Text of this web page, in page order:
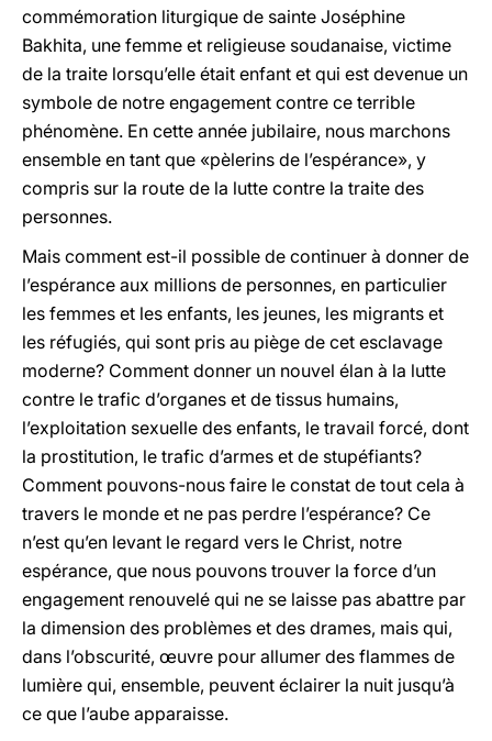
commémoration liturgique de sainte Joséphine
Bakhita, une femme et religieuse soudanaise, victime
de la traite lorsqu’elle était enfant et qui est devenue un
symbole de notre engagement contre ce terrible
phénomène. En cette année jubilaire, nous marchons
ensemble en tant que «pèlerins de l’espérance», y
compris sur la route de la lutte contre la traite des
personnes.
Mais comment est-il possible de continuer à donner de
l’espérance aux millions de personnes, en particulier
les femmes et les enfants, les jeunes, les migrants et
les réfugiés, qui sont pris au piège de cet esclavage
moderne? Comment donner un nouvel élan à la lutte
contre le trafic d’organes et de tissus humains,
l’exploitation sexuelle des enfants, le travail forcé, dont
la prostitution, le trafic d’armes et de stupéfiants?
Comment pouvons-nous faire le constat de tout cela à
travers le monde et ne pas perdre l’espérance? Ce
n’est qu’en levant le regard vers le Christ, notre
espérance, que nous pouvons trouver la force d’un
engagement renouvelé qui ne se laisse pas abattre par
la dimension des problèmes et des drames, mais qui,
dans l’obscurité, œuvre pour allumer des flammes de
lumière qui, ensemble, peuvent éclairer la nuit jusqu’à
ce que l’aube apparaisse.